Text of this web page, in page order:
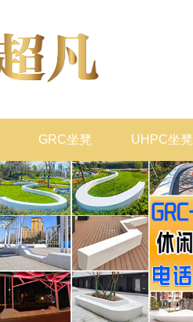
GRC坐凳 UHPC坐凳